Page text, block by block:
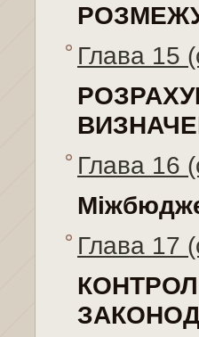
Глава 15
Глава 16
Глава 17